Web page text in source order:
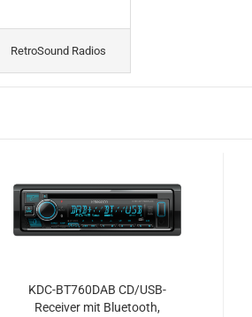
RetroSound Radios
KDC-BT760DAB CD/USB-
Receiver mit Bluetooth,